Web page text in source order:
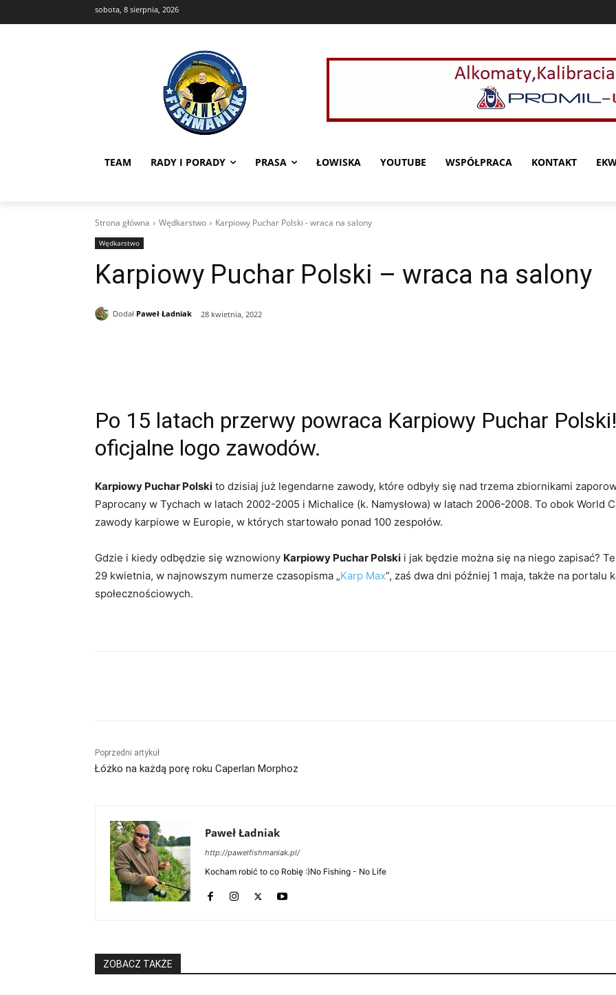
sobota, 8 sierpnia, 2026
TEAM RADY I PORADY PRASA ŁOWISKA YOUTUBE WSPÓŁPRACA KONTAKT
Strona główna Wędkarstwo Karpiowy Puchar Polski - wraca na salony
Wędkarstwo
Karpiowy Puchar Polski – wraca na salony
Dodał Paweł Ładniak 28 kwietnia, 2022
Po 15 latach przerwy powraca Karpiowy Puchar
oficjalne logo zawodów.
Karpiowy Puchar Polski to dzisiaj już legendarne zawody, które odbyły się nad trzema zbiornikami
Paprocany w Tychach w latach 2002-2005 i Michalice (k. Namysłowa) w latach 2006-2008. To obok World
zawody karpiowe w Europie, w których startowało ponad 100 zespołów.
Gdzie i kiedy odbędzie się wznowiony Karpiowy Puchar Polski i jak będzie można się na niego zapisać?
29 kwietnia, w najnowszym numerze czasopisma „Karp Max”, zaś dwa dni później 1 maja, także na portalu
społecznościowych.
Poprzedni artykuł
Łóżko na każdą porę roku Caperlan Morphoz
Paweł Ładniak
http://pawelfishmaniak.pl/
Kocham robić to co Robię :)No Fishing - No Life
ZOBACZ TAKŻE